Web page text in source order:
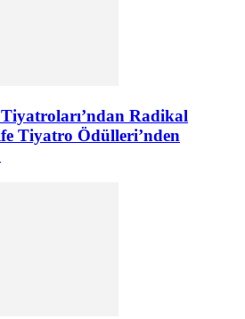
Radikal
Tiyatro Ödülleri’nden